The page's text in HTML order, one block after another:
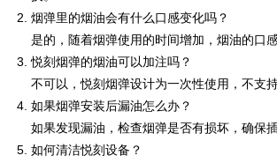
烟弹里的烟油会有什么口感变化吗？
是的，随着烟弹使用的时间增加，烟油的口
悦刻烟弹的烟油可以加注吗？
不可以，悦刻烟弹设计为一次性使用，不支持
如果烟弹安装后漏油怎么办？
如果发现漏油，检查烟弹是否有损坏，确保
如何清洁悦刻设备？